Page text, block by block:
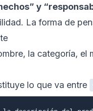
y
La forma de
la categoría,
lo que va entre